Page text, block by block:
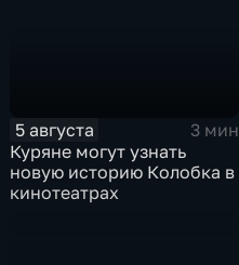
5 августа
3 мин
Куряне могут узнать
новую историю Колобка в
кинотеатрах